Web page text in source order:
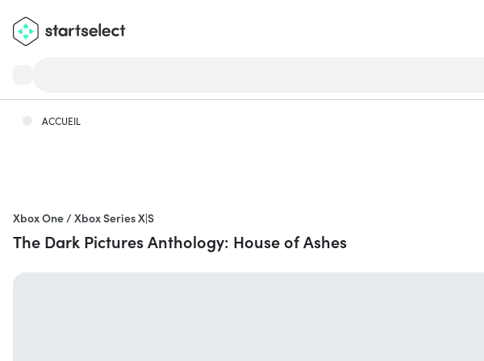
ACCUEIL
Xbox One / Xbox Series X|S
The Dark Pictures Anthology: House of Ashes